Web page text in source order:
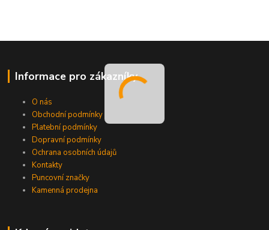
Informace pro zákazníky
O nás
Obchodní podmínky
Platební podmínky
Dopravní podmínky
Ochrana osobních údajů
Kontakty
Puncovní značky
Kamenná prodejna